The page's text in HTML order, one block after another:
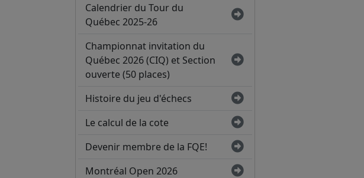
Calendrier du Tour du
Québec 2025-26
Championnat invitation du
Québec 2026 (CIQ) et Section
ouverte (50 places)
Histoire du jeu d'échecs
Le calcul de la cote
Devenir membre de la FQE!
Montréal Open 2026